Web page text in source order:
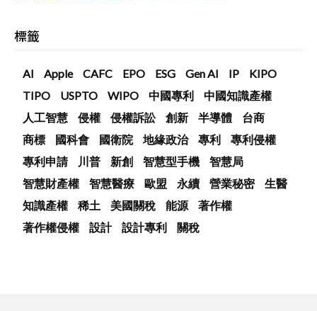
標籤
AI Apple CAFC EPO ESG Gen AI IP
KIPO
TIPO
USPTO WIPO 中國專利
中國知識產權
人工智慧
侵權 侵權訴訟 創新 半導體
台商
商標
國科會 國衛院 地緣政治 專利
專利侵權
專利申請
川普 新創 智慧型手機
智慧局
智慧財產權
智慧醫療 歐盟 永續 營業秘密
生醫
知識產權
稀土 美國關稅 能源
著作權
著作權侵權
設計 設計專利 關稅